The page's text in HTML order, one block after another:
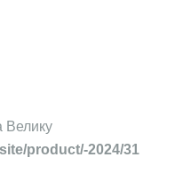
Велику
product/-2024/31